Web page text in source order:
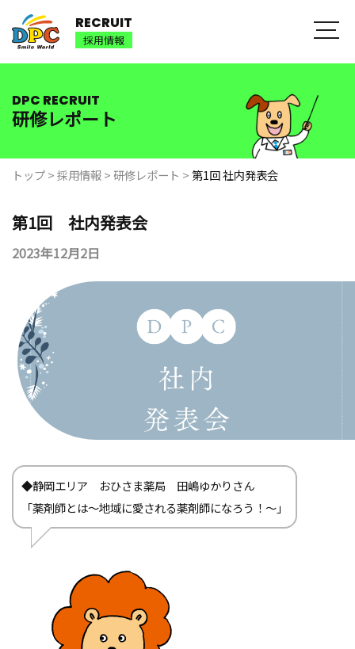
RECRUIT
採用情報
DPC RECRUIT
研修レポート
トップ>採用情報>研修レポート >第1回 社内発表会
第1回 社内発表会
2023年12月2日
◆静岡エリア おひさま薬局 田嶋ゆかりさん
「薬剤師とは～地域に愛される薬剤師になろう！～」